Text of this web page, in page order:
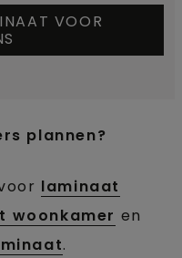
VOOR
plannen?
laminaat
woonkamer en
.